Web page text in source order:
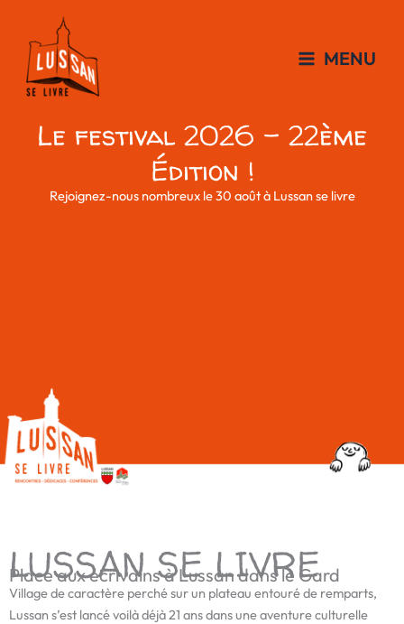
contenu
MENU
Le festival 2026 - 22ème
Édition !
Rejoignez-nous nombreux le 30 août à Lussan se livre
LUSSAN SE LIVRE
Place aux écrivains à Lussan dans le Gard
Village de caractère perché sur un plateau entouré de remparts,
Lussan s’est lancé voilà déjà 21 ans dans une aventure culturelle